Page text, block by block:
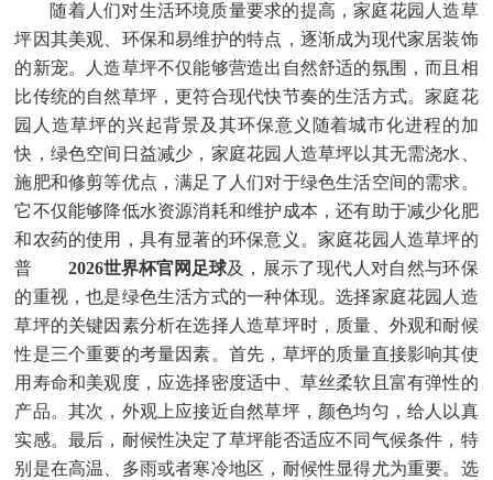
随着人们对生活环境质量要求的提高，家庭花园人造草
坪因其美观、环保和易维护的特点，逐渐成为现代家居装饰
的新宠。人造草坪不仅能够营造出自然舒适的氛围，而且相
比传统的自然草坪，更符合现代快节奏的生活方式。家庭花
园人造草坪的兴起背景及其环保意义随着城市化进程的加
快，绿色空间日益减少，家庭花园人造草坪以其无需浇水、
施肥和修剪等优点，满足了人们对于绿色生活空间的需求。
它不仅能够降低水资源消耗和维护成本，还有助于减少化肥
和农药的使用，具有显著的环保意义。家庭花园人造草坪的
普
2026世界杯官网足球及，展示了现代人对自然与环保
的重视，也是绿色生活方式的一种体现。选择家庭花园人造
草坪的关键因素分析在选择人造草坪时，质量、外观和耐候
性是三个重要的考量因素。首先，草坪的质量直接影响其使
用寿命和美观度，应选择密度适中、草丝柔软且富有弹性的
产品。其次，外观上应接近自然草坪，颜色均匀，给人以真
实感。最后，耐候性决定了草坪能否适应不同气候条件，特
别是在高温、多雨或者寒冷地区，耐候性显得尤为重要。选